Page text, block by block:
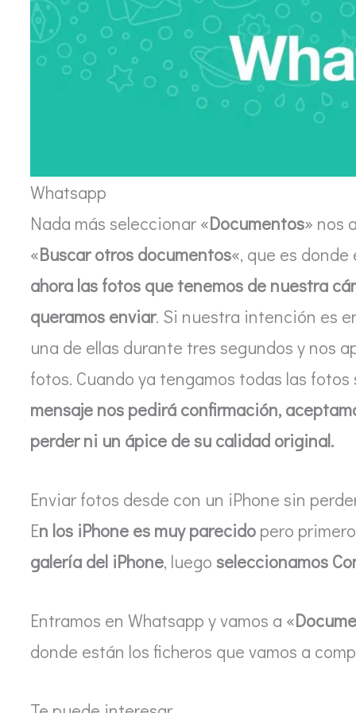
Whatsapp
Nada más seleccionar «Documentos» nos
«Buscar otros documentos«, que es
ahora las fotos que tenemos de nuestra
queramos enviar. Si nuestra intención es
una de ellas durante tres segundos y nos
fotos. Cuando ya tengamos todas las
mensaje nos pedirá confirmación,
perder ni un ápice de su calidad original.
Enviar fotos desde con un iPhone sin
En los iPhone es muy parecido pero
galería del iPhone, luego seleccionamos
Entramos en Whatsapp y vamos a «
donde están los ficheros que vamos a